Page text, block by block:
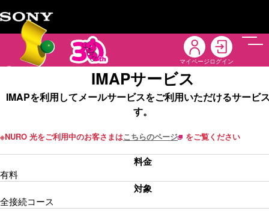
マイページ ログイン
メニ
IMAPサービス
IMAPを利用してメールサービスをご利用いただけるサービ
す。
※NURO 光をご利用中のお客さまはこちらのページ をご覧ください
料金
有料
対象
全接続コース